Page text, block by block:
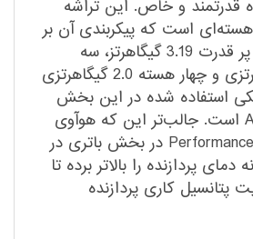
قدرتمند و خاص. این تراشه
است که پیکربندی آن بر
اساس یک هسته پر قدرت 3.19 گیگاهرتز، سه
هسته 2.75 گیگاهرتزی و چهار هسته 2.0 گیگاهرتزی
استفاده شده در این بخش
از نوع Adreno 730 است. جالب‌تر این که هوآوی
یک حالت Performance mode در بخش باتری در
دمای پردازنده را بالاتر برده تا
پتانسیل کاری پردازنده